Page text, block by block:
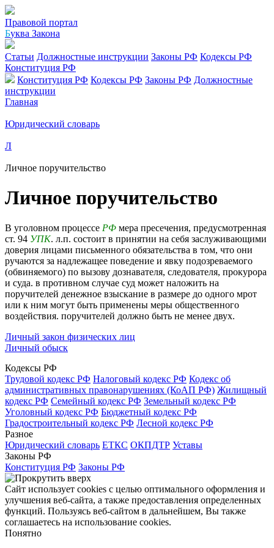
Правовой портал
Буква Закона
Статьи Должностные инструкции Законы РФ Кодексы РФ
Конституция РФ
Конституция РФ Кодексы РФ Законы РФ Должностные
инструкции
Главная
Юридический словарь
Л
Личное поручительство
Личное поручительство
В уголовном процессе РФ мера пресечения, предусмотренная
ст. 94 УПК. л.п. состоит в принятии на себя заслуживающими
доверия лицами письменного обязательства в том, что они
ручаются за надлежащее поведение и явку подозреваемого
(обвиняемого) по вызову дознавателя, следователя, прокурора
и суда. в противном случае суд может наложить на
поручителей денежное взыскание в размере до одного мрот
или к ним могут быть применены меры общественного
воздействия. поручителей должно быть не менее двух.
Личный закон физических лиц
Личный обыск
Кодексы РФ
Трудовой кодекс РФ Налоговый кодекс РФ Кодекс об
административных правонарушениях (КоАП РФ) Жилищный
кодекс РФ Семейный кодекс РФ Земельный кодекс РФ
Уголовный кодекс РФ Бюджетный кодекс РФ
Градостроительный кодекс РФ Лесной кодекс РФ
Разное
Юридический словарь ЕТКС ОКПДТР Уставы
Законы РФ
Конституция РФ Законы РФ
Сайт использует cookies с целью оптимального оформления и
улучшения веб-сайта, а также предоставления определенных
функций. Пользуясь веб-сайтом в дальнейшем, Вы также
соглашаетесь на использование cookies.
Понятно